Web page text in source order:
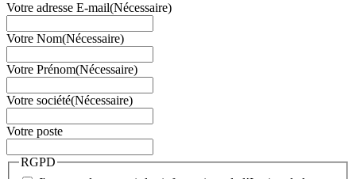
Votre adresse E-mail(Nécessaire)
Votre Nom(Nécessaire)
Votre Prénom(Nécessaire)
Votre société(Nécessaire)
Votre poste
RGPD